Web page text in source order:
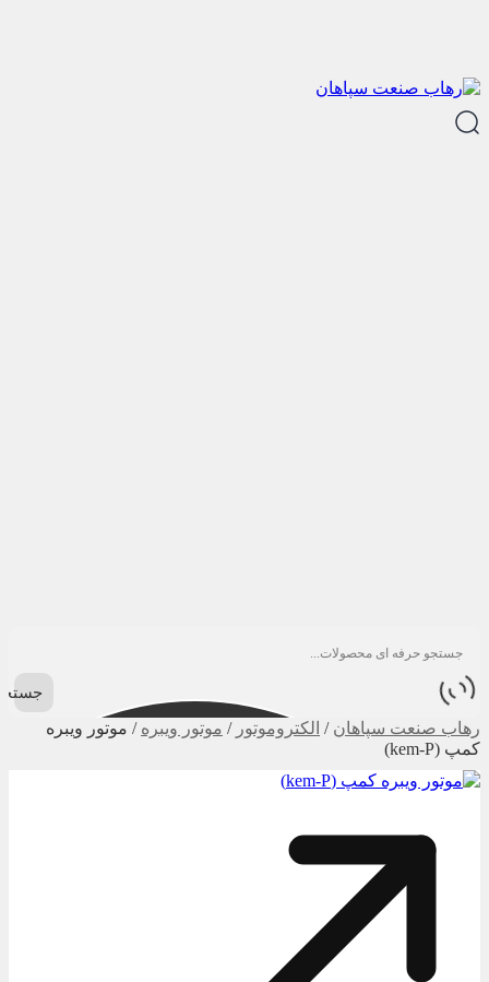
رهاب صنعت سپاهان / الکتروموتور / موتور ویبره / موتور ویبره
کمپ (kem-P)